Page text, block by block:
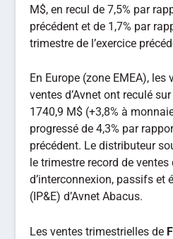
M$, en recul de 7,5% par
précédent et de 1,7% par
trimestre de l’exercice
En Europe (zone EMEA),
ventes d’Avnet ont reculé
1740,9 M$ (+3,8% à
progressé de 4,3% par
précédent. Le distributeur
le trimestre record de
d’interconnexion, passifs et
(IP&E) d’Avnet Abacus.
Les ventes trimestrielles de